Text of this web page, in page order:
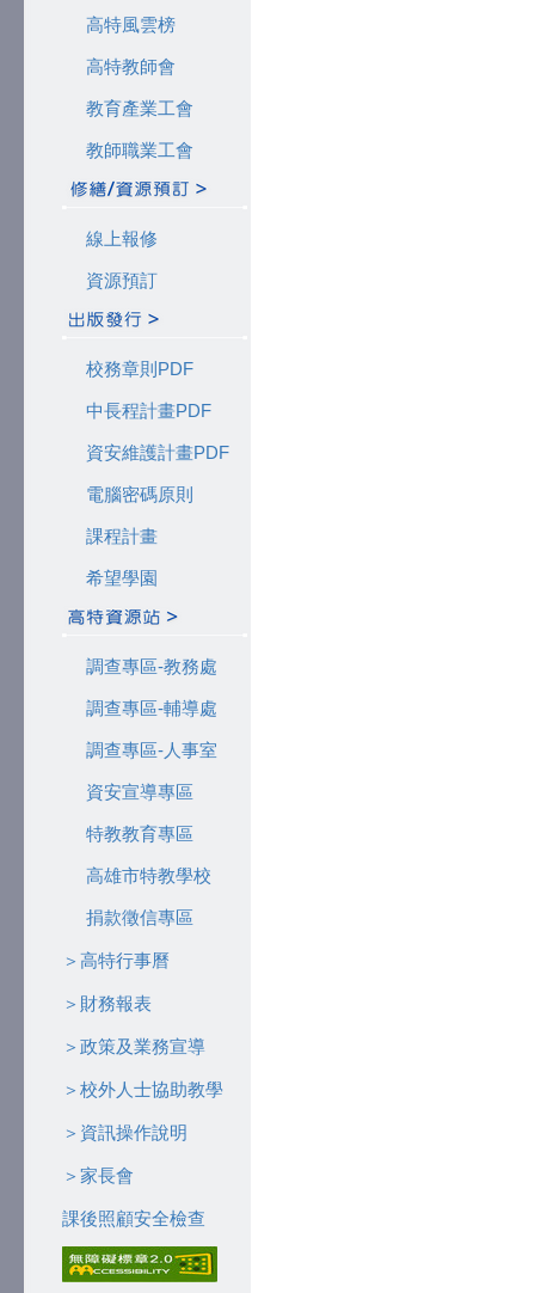
高特風雲榜
高特教師會
教育產業工會
教師職業工會
線上報修
資源預訂
校務章則PDF
中長程計畫PDF
資安維護計畫PDF
電腦密碼原則
課程計畫
希望學園
調查專區-教務處
調查專區-輔導處
調查專區-人事室
資安宣導專區
特教教育專區
高雄市特教學校
捐款徵信專區
＞高特行事曆
＞財務報表
＞政策及業務宣導
＞校外人士協助教學
＞資訊操作說明
＞家長會
課後照顧安全檢查